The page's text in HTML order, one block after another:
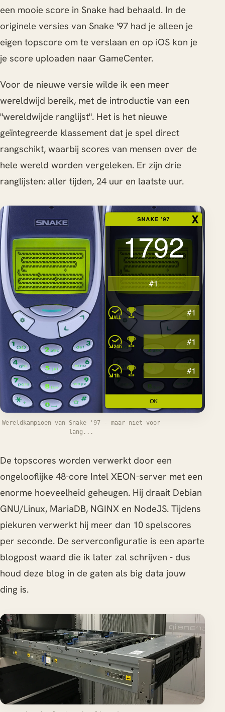
een mooie score in Snake had behaald. In de
originele versies van Snake '97 had je alleen je
eigen topscore om te verslaan en op iOS kon je
je score uploaden naar GameCenter.
Voor de nieuwe versie wilde ik een meer
wereldwijd bereik, met de introductie van een
"wereldwijde ranglijst". Het is het nieuwe
geïntegreerde klassement dat je spel direct
rangschikt, waarbij scores van mensen over de
hele wereld worden vergeleken. Er zijn drie
ranglijsten: aller tijden, 24 uur en laatste uur.
Wereldkampioen van Snake '97 - maar niet voor
lang...
De topscores worden verwerkt door een
ongelooflijke 48-core Intel XEON-server met een
enorme hoeveelheid geheugen. Hij draait Debian
GNU/Linux, MariaDB, NGINX en NodeJS. Tijdens
piekuren verwerkt hij meer dan 10 spelscores
per seconde. De serverconfiguratie is een aparte
blogpost waard die ik later zal schrijven - dus
houd deze blog in de gaten als big data jouw
ding is.